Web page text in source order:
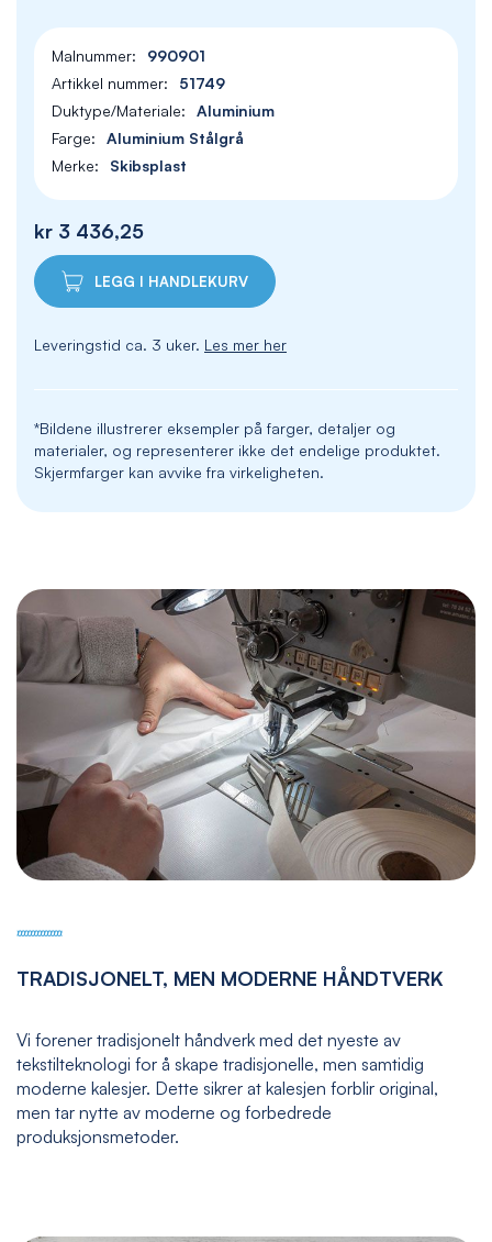
990901
51749
Aluminium
Aluminium Stålgrå
Skibsplast
kr 3 436,25
LEGG I HANDLEKURV
Leveringstid ca. 3 uker. Les mer her
*Bildene illustrerer eksempler på farger, detaljer og
materialer, og representerer ikke det endelige produktet.
Skjermfarger kan avvike fra virkeligheten.
TRADISJONELT, MEN MODERNE HÅNDTVERK
Vi forener tradisjonelt håndverk med det nyeste av
tekstilteknologi for å skape tradisjonelle, men samtidig
moderne kalesjer. Dette sikrer at kalesjen forblir original,
men tar nytte av moderne og forbedrede
produksjonsmetoder.